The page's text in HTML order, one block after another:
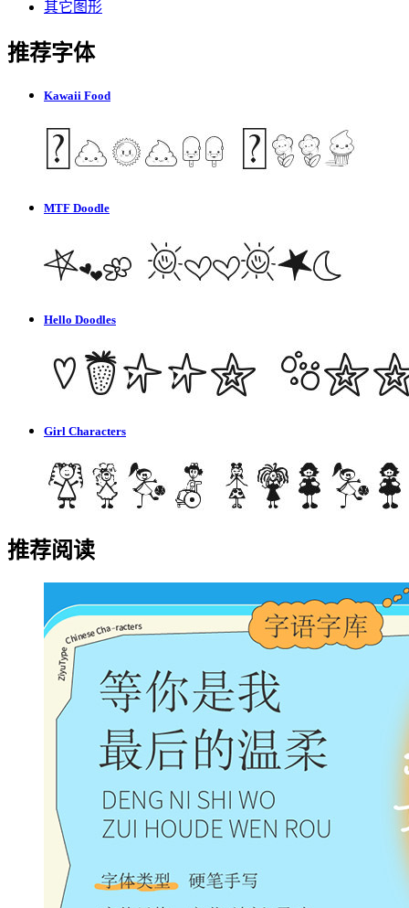
其它图形
推荐字体
Kawaii Food
MTF Doodle
Hello Doodles
Girl Characters
推荐阅读